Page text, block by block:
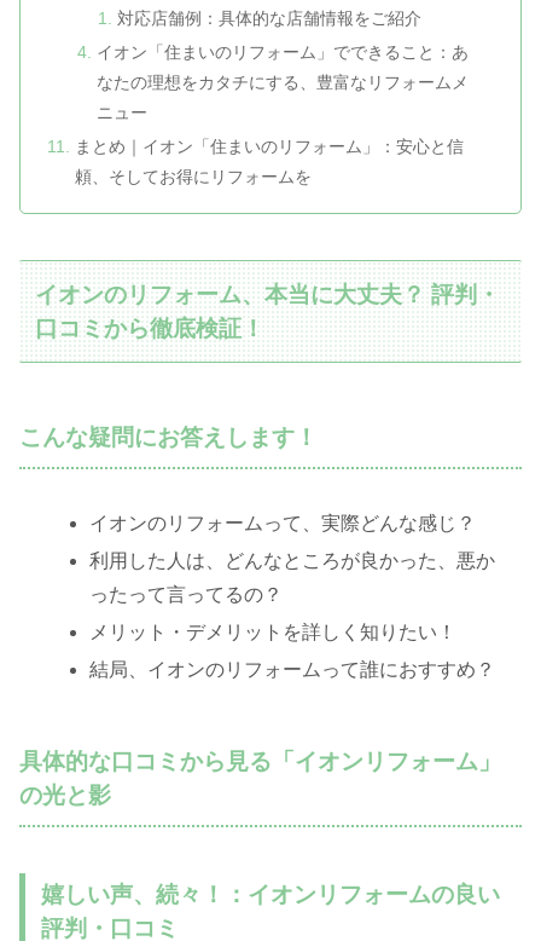
対応店舗例：具体的な店舗情報をご紹介
イオン「住まいのリフォーム」でできること：あ
なたの理想をカタチにする、豊富なリフォームメ
ニュー
まとめ｜イオン「住まいのリフォーム」：安心と信
頼、そしてお得にリフォームを
イオンのリフォーム、本当に大丈夫？ 評判・
口コミから徹底検証！
こんな疑問にお答えします！
イオンのリフォームって、実際どんな感じ？
利用した人は、どんなところが良かった、悪か
ったって言ってるの？
メリット・デメリットを詳しく知りたい！
結局、イオンのリフォームって誰におすすめ？
具体的な口コミから見る「イオンリフォーム」
の光と影
嬉しい声、続々！：イオンリフォームの良い
評判・口コミ